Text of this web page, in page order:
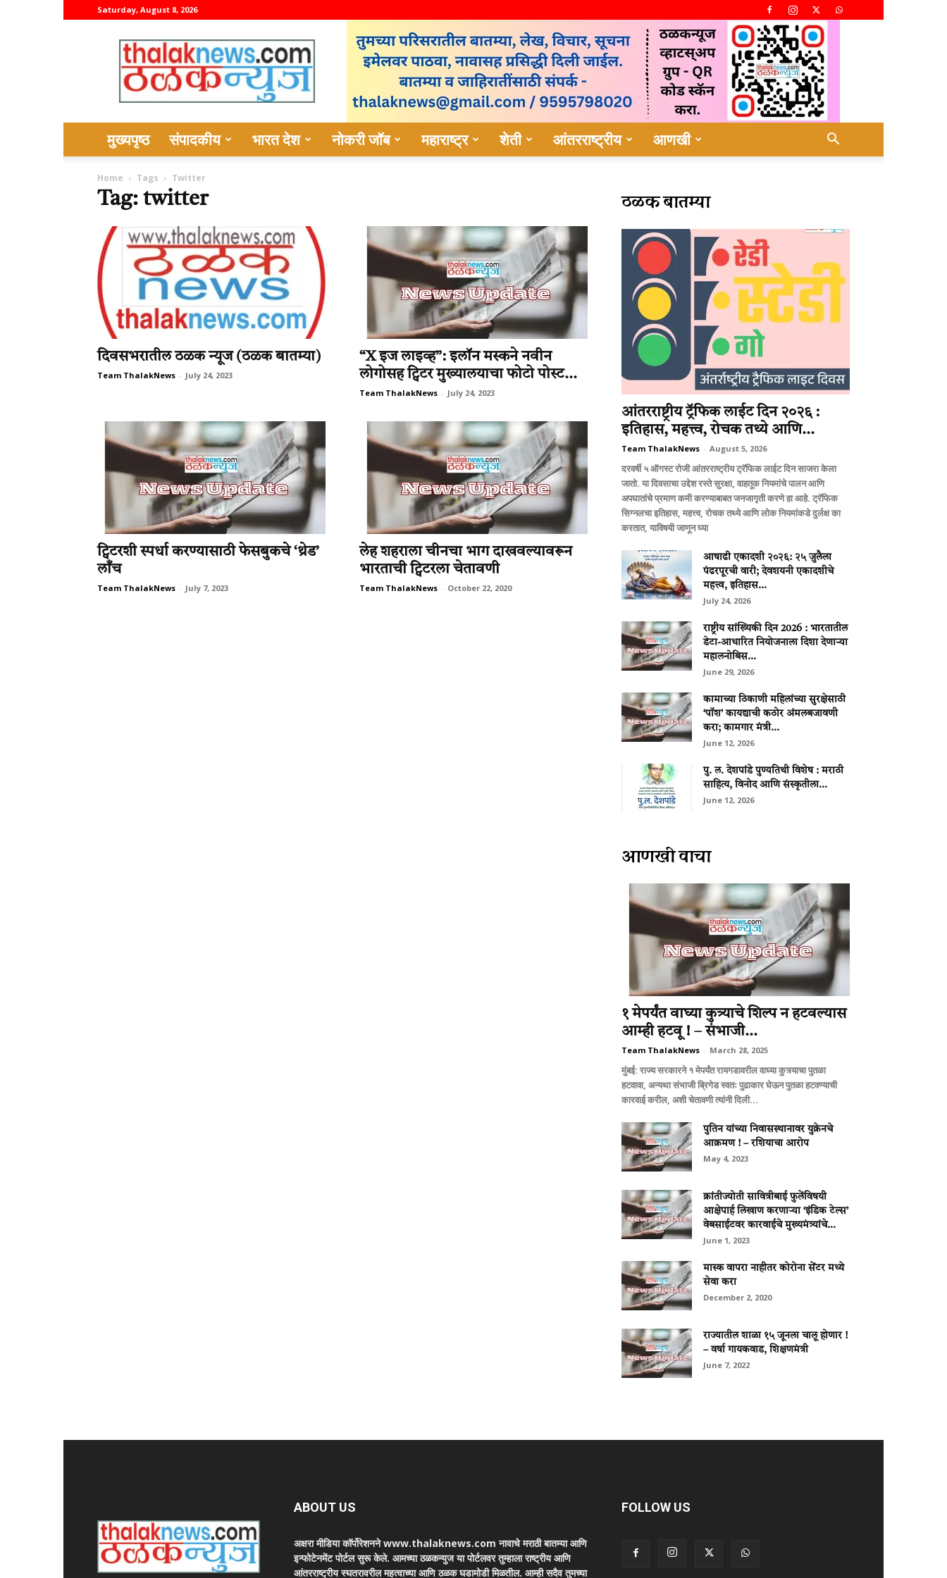
Saturday, August 8, 2026
thalaknews
मुख्यपृष्ठ संपादकीय भारत देश नोकरी जॉब महाराष्ट्र शेती आंतरराष्ट्रीय आणखी
Home Tags Twitter
Tag: twitter
दिवसभरातील ठळक न्यूज (ठळक बातम्या)
Team ThalakNews - July 24, 2023
“X इज लाइव्ह”: इलॉन मस्कने नवीन
लोगोसह ट्विटर मुख्यालयाचा फोटो पोस्ट...
Team ThalakNews - July 24, 2023
ट्विटरशी स्पर्धा करण्यासाठी फेसबुकचे ‘थ्रेड’
लाँच
Team ThalakNews - July 7, 2023
लेह शहराला चीनचा भाग दाखवल्यावरून
भारताची ट्विटरला चेतावणी
Team ThalakNews - October 22, 2020
ठळक बातम्या
आंतरराष्ट्रीय ट्रॅफिक लाईट दिन २०२६ :
इतिहास, महत्त्व, रोचक तथ्ये आणि...
Team ThalakNews - August 5, 2026
दरवर्षी ५ ऑगस्ट रोजी आंतरराष्ट्रीय ट्रॅफिक लाईट दिन साजरा केला
जातो. या दिवसाचा उद्देश रस्ते सुरक्षा, वाहतूक नियमांचे पालन आणि
अपघातांचे प्रमाण कमी करण्याबाबत जनजागृती करणे हा आहे. ट्रॅफिक
सिग्नलचा इतिहास, महत्त्व, रोचक तथ्ये आणि लोक नियमांकडे दुर्लक्ष का
करतात, याविषयी जाणून घ्या
आषाढी एकादशी २०२६: २५ जुलैला
पंढरपूरची वारी; देवशयनी एकादशीचे
महत्त्व, इतिहास...
July 24, 2026
राष्ट्रीय सांख्यिकी दिन 2026 : भारतातील
डेटा-आधारित नियोजनाला दिशा देणाऱ्या
महालनोबिस...
June 29, 2026
कामाच्या ठिकाणी महिलांच्या सुरक्षेसाठी
‘पॉश’ कायद्याची कठोर अंमलबजावणी
करा; कामगार मंत्री...
June 12, 2026
पु. ल. देशपांडे पुण्यतिथी विशेष : मराठी
साहित्य, विनोद आणि संस्कृतीला...
June 12, 2026
आणखी वाचा
१ मेपर्यंत वाघ्या कुत्र्याचे शिल्प न हटवल्यास
आम्ही हटवू ! – संभाजी...
Team ThalakNews - March 28, 2025
मुंबई: राज्य सरकारने १ मेपर्यंत रायगडावरील वाघ्या कुत्र्याचा पुतळा
हटवावा, अन्यथा संभाजी ब्रिगेड स्वतः पुढाकार घेऊन पुतळा हटवण्याची
कारवाई करील, अशी चेतावणी त्यांनी दिली...
पुतिन यांच्या निवासस्थानावर युक्रेनचे
आक्रमण ! – रशियाचा आरोप
May 4, 2023
क्रांतीज्योती सावित्रीबाई फुलेंविषयी
आक्षेपार्ह लिखाण करणाऱ्या ‘इंडिक टेल्स’
वेबसाईटवर कारवाईचे मुख्यमंत्र्यांचे...
June 1, 2023
मास्क वापरा नाहीतर कोरोना सेंटर मध्ये
सेवा करा
December 2, 2020
राज्यातील शाळा १५ जूनला चालू होणार !
– वर्षा गायकवाड, शिक्षणमंत्री
June 7, 2022
ABOUT US
अक्षरा मीडिया कॉर्पोरेशनने www.thalaknews.com नावाचे मराठी बातम्या आणि
इन्फोटेनमेंट पोर्टल सुरू केले. आमच्या ठळकन्युज या पोर्टलवर तुम्हाला राष्ट्रीय आणि
आंतरराष्ट्रीय स्घतरावरील महत्वाच्या आणि ठळक घडामोडी मिळतील. आम्ही सदैव तुमच्या
FOLLOW US